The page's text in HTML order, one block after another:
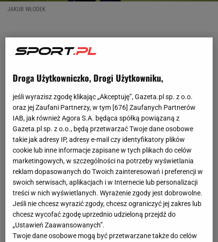
JAKUB WŁODEK
Droga Użytkowniczko, Drogi Użytkowniku,
jeśli wyrazisz zgodę klikając „Akceptuję”, Gazeta.pl sp. z o.o.
oraz jej Zaufani Partnerzy, w tym [676] Zaufanych Partnerów
IAB, jak również Agora S.A. będąca spółką powiązaną z
Gazeta.pl sp. z o.o., będą przetwarzać Twoje dane osobowe
takie jak adresy IP, adresy e-mail czy identyfikatory plików
cookie lub inne informacje zapisane w tych plikach do celów
marketingowych, w szczególności na potrzeby wyświetlania
reklam dopasowanych do Twoich zainteresowań i preferencji w
swoich serwisach, aplikacjach i w Internecie lub personalizacji
treści w nich wyświetlanych. Wyrażenie zgody jest dobrowolne.
Jeśli nie chcesz wyrazić zgody, chcesz ograniczyć jej zakres lub
chcesz wycofać zgodę uprzednio udzieloną przejdź do
„Ustawień Zaawansowanych”.
Twoje dane osobowe mogą być przetwarzane także do celów